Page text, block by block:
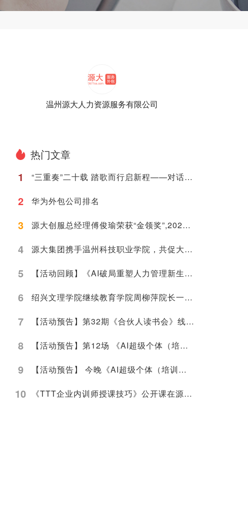
温州源大人力资源服务有限公司
热门文章
1
“三重奏”二十载 踏歌而行启新程——对话资深“三农”与金融研究专家陈林博士
2 华为外包公司排名
3 源大创服总经理傅俊瑜荣获“金领奖”,2024年度杰出青年创新领袖！
4 源大集团携手温州科技职业学院，共促大学生职业规划发展！
5 【活动回顾】《AI破局重塑人力管理新生态》探索AI与HR的共赢之路！
6 绍兴文理学院继续教育学院周柳萍院长一行莅临源大调研考察
7 【活动预告】第32期《合伙人读书会》线上沙龙活动报名开启，诚邀您参加！
8 【活动预告】第12场 《AI超级个体（培训师）赋能沙龙》+第31场《合伙人读书会》
9 【活动预告】 今晚《AI超级个体（培训师）赋能沙龙》第11场沙龙活动+《合伙人读书会》第30场明晚
10 《TTT企业内训师授课技巧》公开课在源大圆满举行